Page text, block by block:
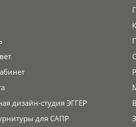
дизайн-студия ЭГГЕР
для САПР